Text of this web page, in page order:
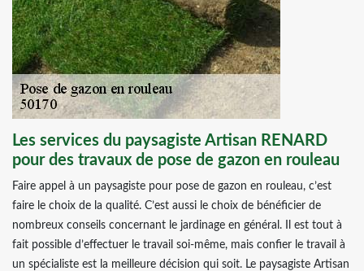
Les services du paysagiste Artisan RENARD
pour des travaux de pose de gazon en rouleau
Faire appel à un paysagiste pour pose de gazon en rouleau, c’est
faire le choix de la qualité. C’est aussi le choix de bénéficier de
nombreux conseils concernant le jardinage en général. Il est tout à
fait possible d’effectuer le travail soi-même, mais confier le travail à
un spécialiste est la meilleure décision qui soit. Le paysagiste Artisan